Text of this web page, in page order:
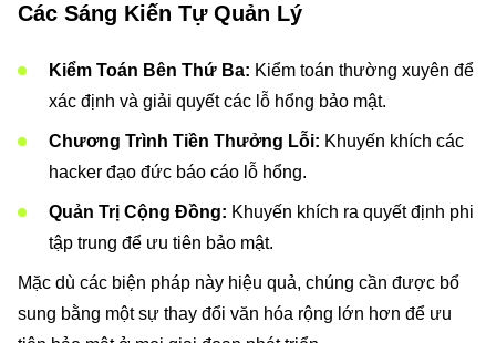
Các Sáng Kiến Tự Quản Lý
Kiểm Toán Bên Thứ Ba: Kiểm toán thường xuyên để
xác định và giải quyết các lỗ hổng bảo mật.
Chương Trình Tiền Thưởng Lỗi: Khuyến khích các
hacker đạo đức báo cáo lỗ hổng.
Quản Trị Cộng Đồng: Khuyến khích ra quyết định phi
tập trung để ưu tiên bảo mật.
Mặc dù các biện pháp này hiệu quả, chúng cần được bổ
sung bằng một sự thay đổi văn hóa rộng lớn hơn để ưu